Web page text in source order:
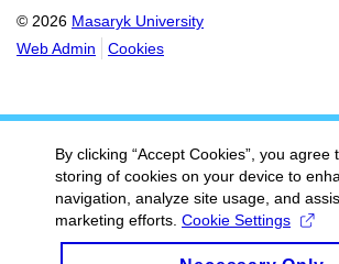
© 2026 Masaryk University
Web Admin
Cookies
By clicking “Accept Cookies”, you agree
storing of cookies on your device to
navigation, analyze site usage, and
marketing efforts. Cookie Settings